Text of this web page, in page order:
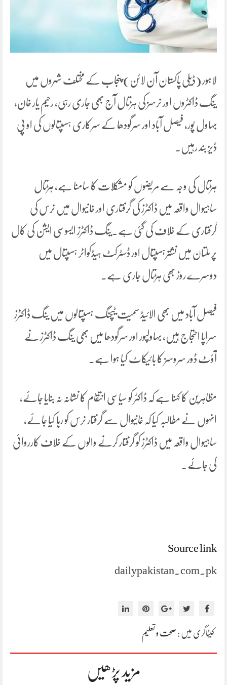
لاہور (ڈیلی پاکستان آن لائن) پنجاب کے مختلف شہروں میں
ینگ ڈاکٹروں اور نرسز کی ہڑتال آج بھی جاری رہی، رحیم یار خان،
بہاول پور، فیصل آباد اور سرگودھا کے سرکاری ہسپتالوں کی او پی
ڈیز بند رہیں۔
ہڑتال کی وجہ سے مریضوں کو مشکلات کا سامنا ہے، ہڑتال
ساہیوال واقعہ میں ڈاکٹرز کی گرفتاری اور خانیوال میں نرس کی
گرفتاری کے خلاف کی گئی ہے۔ینگ ڈاکٹرز ایسوسی ایشن کی کال
پر ملتان میں نشترہسپتال اور ڈسٹرکٹ ہیڈکواٹر ہسپتال میں
دوسرے روز بھی ہڑتال جاری ہے۔
فیصل آباد میں بھی الائیڈ سمیت ٹیچنگ ہسپتالوں میں ینگ ڈاکٹرز
سراپا احتجاج ہیں، بہاولپور اور سرگودھا میں بھی ینگ ڈاکٹرز نے
آؤٹ ڈور سروسز کا بائیکاٹ کیا ہوا ہے۔
مظاہرین کا کہنا ہے کہ ڈاکٹر کو سیاسی انتقام کا نشانہ نہ بنایا جائے،
انہوں نے مطالبہ کیا کہ خانیوال سے گرفتار نرس کو رہا کیا جائے،
ساہیوال واقعہ میں ڈاکٹرز کو گرفتار کرنے والوں کے خلاف کارروائی
کی جائے۔
Source link
dailypakistan.com.pk
کیٹاگری میں : صحت و تعلیم
مزید پڑھیں